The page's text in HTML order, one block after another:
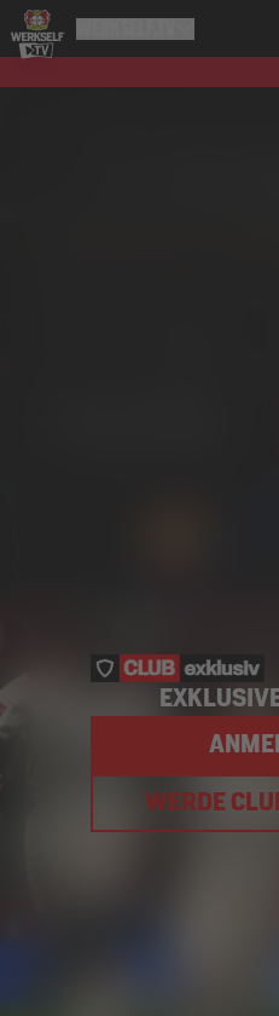
WERDE